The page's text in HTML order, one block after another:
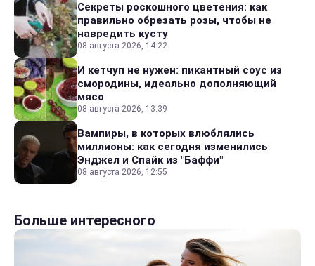
Секреты роскошного цветения: как
правильно обрезать розы, чтобы не
навредить кусту
08 августа 2026, 14:22
И кетчуп не нужен: пикантный соус из
смородины, идеально дополняющий
мясо
08 августа 2026, 13:39
Вампиры, в которых влюблялись
миллионы: как сегодня изменились
Энджел и Спайк из "Баффи"
08 августа 2026, 12:55
Больше интересного